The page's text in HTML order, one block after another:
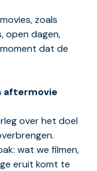
zoals
open dagen,
dat de
aftermovie
over het doel
wat we filmen,
eruit komt te